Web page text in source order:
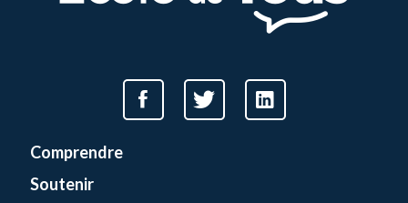
Comprendre
Soutenir